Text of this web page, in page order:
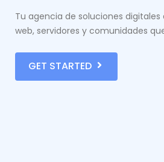
Tu agencia de soluciones
web, servidores y comunidades
GET STARTED